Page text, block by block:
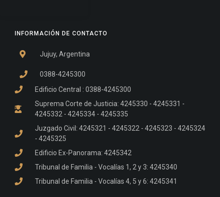
INFORMACIÓN DE CONTACTO
Jujuy, Argentina
0388-4245300
Edificio Central : 0388-4245300
Suprema Corte de Justicia: 4245330 - 4245331 -
4245332 - 4245334 - 4245335
Juzgado Civil: 4245321 - 4245322 - 4245323 - 4245324
- 4245325
Edificio Ex-Panorama: 4245342
Tribunal de Familia - Vocalías 1, 2 y 3: 4245340
Tribunal de Familia - Vocalías 4, 5 y 6: 4245341